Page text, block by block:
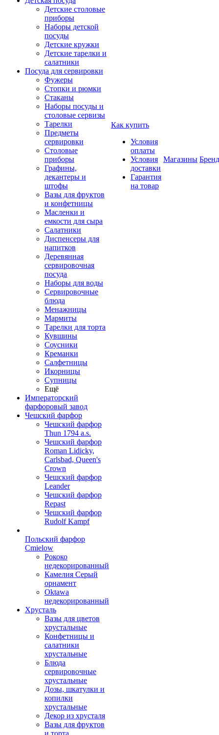
Детские столовые
приборы
Наборы детской
посуды
Детские кружки
Детские тарелки и
салатники
Посуда для сервировки
Фужеры
Стопки и рюмки
Стаканы
Наборы посуды и
столовые сервизы
Тарелки
Предметы
сервировки
Столовые
приборы
Графины,
декантеры и
штофы
Вазы для фруктов
и конфетницы
Масленки и
емкости для сыра
Салатники
Диспенсеры для
напитков
Деревянная
сервировочная
посуда
Наборы для воды
Сервировочные
блюда
Менажницы
Мармиты
Тарелки для торта
Кувшины
Соусники
Креманки
Салфетницы
Икорницы
Супницы
Ещё
Императорский
фарфоровый завод
Чешский фарфор
Чешский фарфор
Thun 1794 a.s.
Чешский фарфор
Roman Lidicky,
Carlsbad, Queen's
Crown
Чешский фарфор
Leander
Чешский фарфор
Repast
Чешский фарфор
Rudolf Kampf
Польский фарфор
Сmielow
Рококо
недекорированный
Камелия Серый
орнамент
Oktawa
недекорированный
Хрусталь
Вазы для цветов
хрустальные
Конфетницы и
салатники
хрустальные
Блюда
сервировочные
хрустальные
Дозы, шкатулки и
копилки
хрустальные
Декор из хрусталя
Вазы для фруктов
и торта
Как купить
Условия
оплаты
Условия
доставки
Гарантия
на товар
Магазины